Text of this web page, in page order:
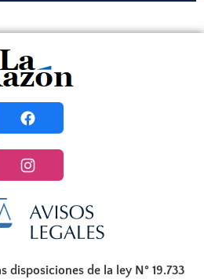
disposiciones de la ley N° 19.733